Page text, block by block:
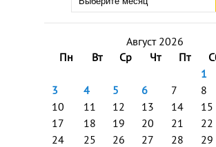
Август 2026
Пн
Вт Ср Чт Пт
1
3
4 5 6 7 8
10
11 12 13 14 15
17
18 19 20 21 22
24
25 26 27 28 29